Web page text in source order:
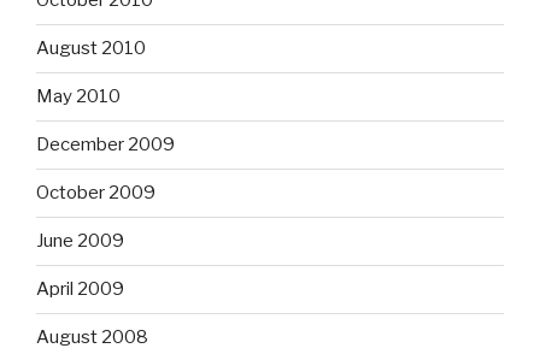
August 2010
May 2010
December 2009
October 2009
June 2009
April 2009
August 2008